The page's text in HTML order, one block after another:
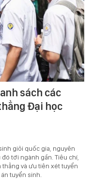
sách các
Đại học
giỏi quốc gia, nguyên
tới ngành gần. Tiêu chí,
và ưu tiên xét tuyển
tuyển sinh.